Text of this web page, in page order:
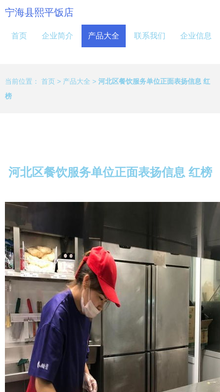
宁海县熙平饭店
首页 企业简介 产品大全 联系我们 企业信息
当前位置： 首页 > 产品大全 > 河北区餐饮服务单位正面表扬信息 红
榜
河北区餐饮服务单位正面表扬信息 红榜